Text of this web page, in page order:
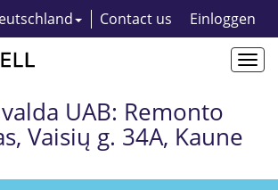
Contact us Einloggen
UAB: Remonto
Vaisių g. 34A, Kaune